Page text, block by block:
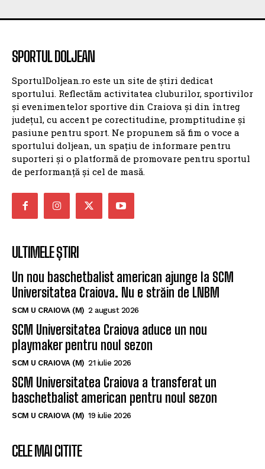
SPORTUL DOLJEAN
SPORTUL DOLJEAN
SportulDoljean.ro este un site de știri dedicat
sportului. Reflectăm activitatea cluburilor, sportivilor
și evenimentelor sportive din Craiova și din întreg
județul, cu accent pe corectitudine, promptitudine și
pasiune pentru sport. Ne propunem să fim o voce a
sportului doljean, un spațiu de informare pentru
suporteri și o platformă de promovare pentru sportul
de performanță și cel de masă.
ULTIMELE ȘTIRI
Un nou baschetbalist american ajunge la SCM
Universitatea Craiova. Nu e străin de LNBM
SCM U CRAIOVA (M)
SCM Universitatea Craiova aduce un nou
playmaker pentru noul sezon
21 iulie 2026
baschetbalist american pentru noul sezon